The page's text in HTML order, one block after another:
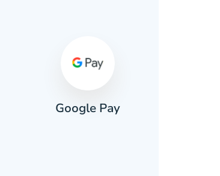
Google Pay